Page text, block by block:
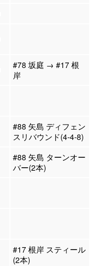
#78 坂庭 → #17 根
岸
#88 矢島 ディフェン
スリバウンド(4-4-8)
#88 矢島 ターンオー
バー(2本)
#17 根岸 スティール
(2本)